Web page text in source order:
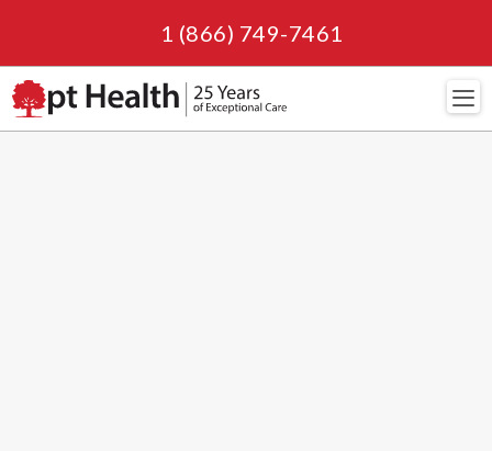
1 (866) 749-7461